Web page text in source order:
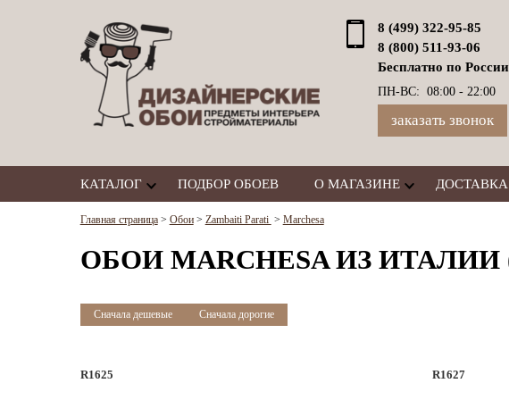
8 (499) 322-95-85
8 (800) 511-93-06
Бесплатно по России
ПН-ВС: 08:00 - 22:00
заказать звонок
КАТАЛОГ ПОДБОР ОБОЕВ О МАГАЗИНЕ ДОСТАВКА
Главная страница> Обои> Zambaiti Parati > Marchesa
ОБОИ MARCHESA ИЗ ИТАЛИИ
Сначала дешевые Сначала дорогие
R1625 R1627